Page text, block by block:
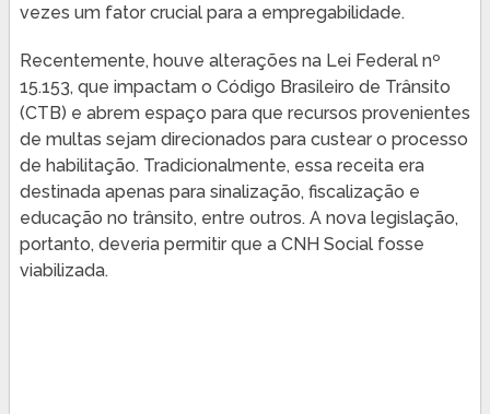
vezes um fator crucial para a empregabilidade.
Recentemente, houve alterações na Lei Federal nº
15.153, que impactam o Código Brasileiro de Trânsito
(CTB) e abrem espaço para que recursos provenientes
de multas sejam direcionados para custear o processo
de habilitação. Tradicionalmente, essa receita era
destinada apenas para sinalização, fiscalização e
educação no trânsito, entre outros. A nova legislação,
portanto, deveria permitir que a CNH Social fosse
viabilizada.